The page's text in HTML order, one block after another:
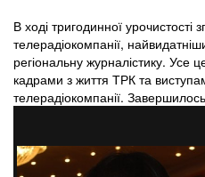
В ході тригодинної урочистості
телерадіокомпанії,
регіональну журналістику. Усе
кадрами з життя ТРК та
телерадіокомпанії.